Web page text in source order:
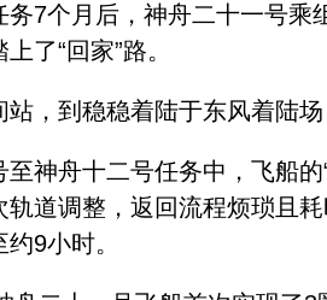
个月后，神舟二十一号乘
了“回家”路。
到稳稳着陆于东风着陆场
舟十二号任务中，飞船的“
轨道调整，返回流程烦琐且
9小时。